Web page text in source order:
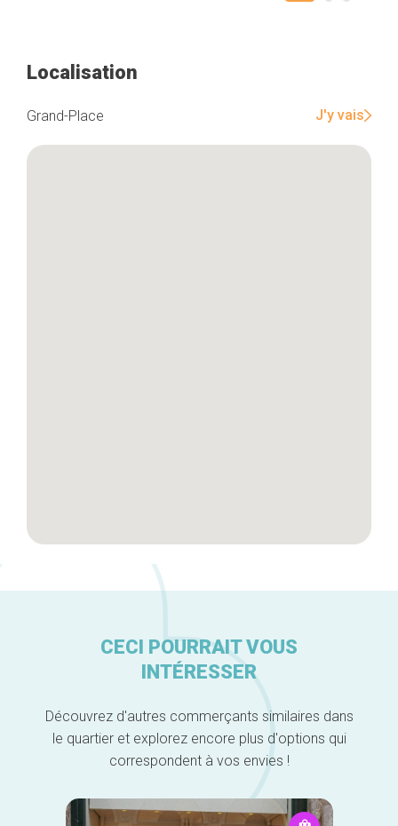
Blog
Localisation
Grand-Place J'y vais
CECI POURRAIT VOUS
INTÉRESSER
Découvrez d'autres commerçants similaires dans
le quartier et explorez encore plus d'options qui
correspondent à vos envies !